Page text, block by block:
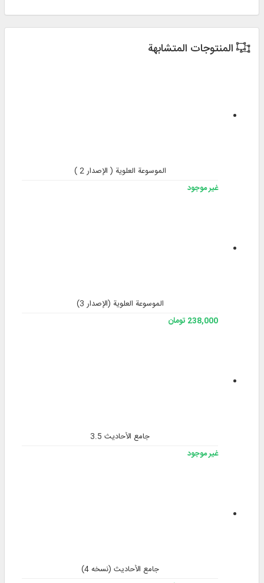
المنتوجات المتشابهة
الموسوعة العلوية ( الإصدار 2 )
غير موجود
الموسوعة العلوية (الإصدار 3)
238,000 تومان
جامع الأحاديث 3.5
غير موجود
جامع الأحادیث (نسخه 4)